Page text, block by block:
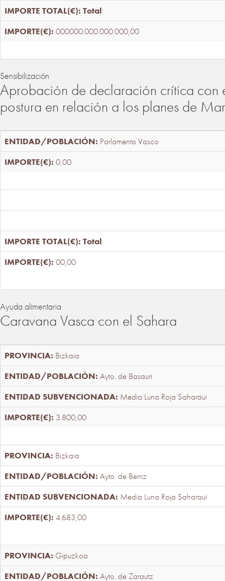
Total:
000000.000.000.000,00
Sensibilización
Aprobación de declaración crítica con
postura en relación a los planes de
Parlamento Vasco
0,00
Total:
00,00
Ayuda alimentaria
Caravana Vasca con el Sahara
Bizkaia
Ayto. de Basauri
Media Luna Roja Saharaui
3.800,00
Bizkaia
Ayto. de Berriz
Media Luna Roja Saharaui
4.683,00
Gipuzkoa
Ayto. de Zarautz